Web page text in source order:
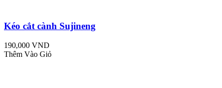
Kéo cắt cành Sujineng
190,000 VND
Thêm Vào Giỏ